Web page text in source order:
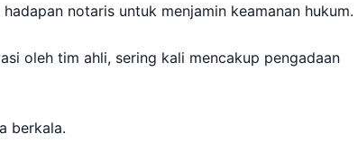
notaris untuk menjamin keamanan hukum.
oleh tim ahli, sering kali mencakup pengadaan
berkala.